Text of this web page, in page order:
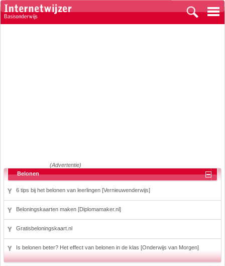
(Advertentie)
Belonen
6 tips bij het belonen van leerlingen [Vernieuwenderwijs]
Beloningskaarten maken [Diplomamaker.nl]
Gratisbeloningskaart.nl
Is belonen beter? Het effect van belonen in de klas [Onderwijs van Morgen]